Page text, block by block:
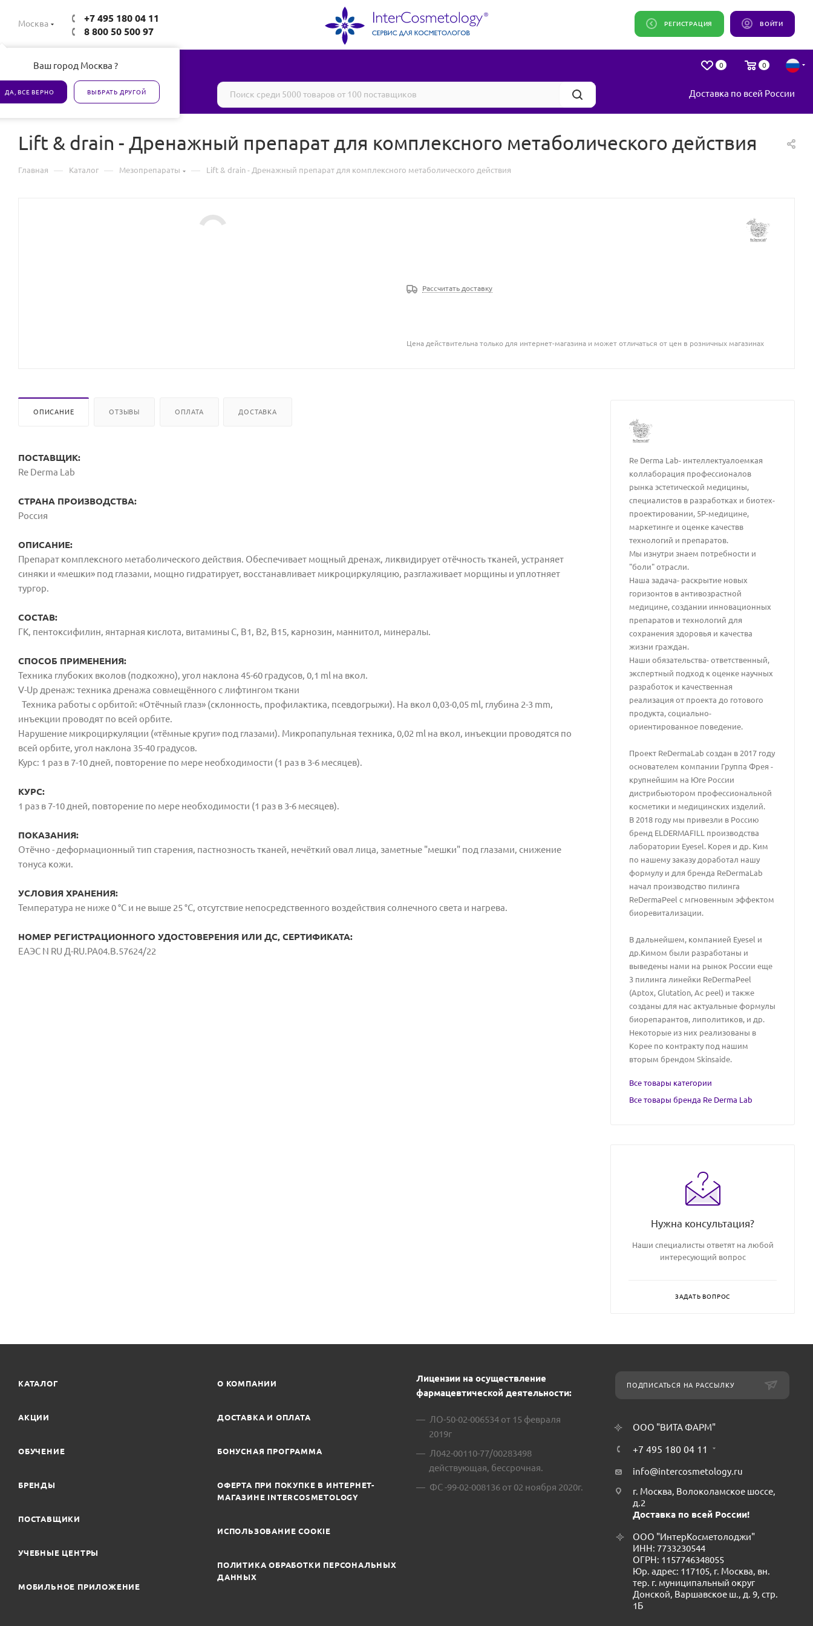
Москва
Ваш город Москва ?
ДА, ВСЕ ВЕРНО ВЫБРАТЬ ДРУГОЙ
+7 495 180 04 11
8 800 50 500 97
ВОЙТИ
РЕГИСТРАЦИЯ
0 0
Все товары сертифицированы Доставка по всей России
Lift & drain - Дренажный препарат для комплексного метаболического действия
Главная — Каталог — Мезопрепараты — Lift & drain - Дренажный препарат для комплексного метаболического действия
Рассчитать доставку
Цена действительна только для интернет-магазина и может отличаться от цен в розничных магазинах
ОПИСАНИЕ ОТЗЫВЫ ОПЛАТА ДОСТАВКА
ПОСТАВЩИК:
Re Derma Lab
СТРАНА ПРОИЗВОДСТВА:
Россия
ОПИСАНИЕ:
Препарат комплексного метаболического действия. Обеспечивает мощный дренаж, ликвидирует отёчность тканей, устраняет
синяки и «мешки» под глазами, мощно гидратирует, восстанавливает микроциркуляцию, разглаживает морщины и уплотняет
тургор.
СОСТАВ:
ГК, пентоксифилин, янтарная кислота, витамины С, В1, В2, В15, карнозин, маннитол, минералы.
СПОСОБ ПРИМЕНЕНИЯ:
Техника глубоких вколов (подкожно), угол наклона 45-60 градусов, 0,1 ml на вкол.
V-Up дренаж: техника дренажа совмещённого с лифтингом ткани
Техника работы с орбитой: «Отёчный глаз» (склонность, профилактика, псевдогрыжи). На вкол 0,03-0,05 ml, глубина 2-3 mm,
инъекции проводят по всей орбите.
Нарушение микроциркуляции («тёмные круги» под глазами). Микропапульная техника, 0,02 ml на вкол, инъекции проводятся по
всей орбите, угол наклона 35-40 градусов.
Курс: 1 раз в 7-10 дней, повторение по мере необходимости (1 раз в 3-6 месяцев).
КУРС:
1 раз в 7-10 дней, повторение по мере необходимости (1 раз в 3-6 месяцев).
ПОКАЗАНИЯ:
Отёчно - деформационный тип старения, пастнозность тканей, нечёткий овал лица, заметные "мешки" под глазами, снижение
тонуса кожи.
УСЛОВИЯ ХРАНЕНИЯ:
Температура не ниже 0 °С и не выше 25 °С, отсутствие непосредственного воздействия солнечного света и нагрева.
НОМЕР РЕГИСТРАЦИОННОГО УДОСТОВЕРЕНИЯ ИЛИ ДС, СЕРТИФИКАТА:
ЕАЭС N RU Д-RU.РА04.В.57624/22
Re Derma Lab- интеллектуалоемкая
коллаборация профессионалов
рынка эстетической медицины,
специалистов в разработках и биотех-
проектировании, 5Р-медицине,
маркетинге и оценке качествв
технологий и препаратов.
Мы изнутри знаем потребности и
"боли" отрасли.
Наша задача- раскрытие новых
горизонтов в антивозрастной
медицине, создании инновационных
препаратов и технологий для
сохранения здоровья и качества
жизни граждан.
Наши обязательства- ответственный,
экспертный подход к оценке научных
разработок и качественная
реализация от проекта до готового
продукта, социально-
ориентированное поведение.
Проект ReDermaLab создан в 2017 году
основателем компании Группа Фрея -
крупнейшим на Юге России
дистрибьютором профессиональной
косметики и медицинских изделий.
В 2018 году мы привезли в Россию
бренд ELDERMAFILL производства
лаборатории Eyesel. Корея и др. Ким
по нашему заказу доработал нашу
формулу и для бренда ReDermaLab
начал производство пилинга
ReDermaPeel c мгновенным эффектом
биоревитализации.
В дальнейшем, компанией Eyеsel и
др.Кимом были разработаны и
выведены нами на рынок России еще
3 пилинга линейки ReDermaPeel
(Aptox, Glutation, Ac peel) и также
созданы для нас актуальные формулы
биорепарантов, липолитиков, и др.
Некоторые из них реализованы в
Корее по контракту под нашим
вторым брендом Skinsaide.
Все товары категории
Все товары бренда Re Derma Lab
Нужна консультация?
Наши специалисты ответят на любой
интересующий вопрос
ЗАДАТЬ ВОПРОС
КАТАЛОГ
АКЦИИ
ОБУЧЕНИЕ
БРЕНДЫ
ПОСТАВЩИКИ
УЧЕБНЫЕ ЦЕНТРЫ
МОБИЛЬНОЕ ПРИЛОЖЕНИЕ
О КОМПАНИИ
ДОСТАВКА И ОПЛАТА
БОНУСНАЯ ПРОГРАММА
ОФЕРТА ПРИ ПОКУПКЕ В ИНТЕРНЕТ-
МАГАЗИНЕ INTERCOSMETOLOGY
ИСПОЛЬЗОВАНИЕ COOKIE
ПОЛИТИКА ОБРАБОТКИ ПЕРСОНАЛЬНЫХ
ДАННЫХ
Лицензии на осуществление
фармацевтической деятельности:
ЛО-50-02-006534 от 15 февраля
2019г
Л042-00110-77/00283498
действующая, бессрочная.
ФС -99-02-008136 от 02 ноября 2020г.
ПОДПИСАТЬСЯ НА РАССЫЛКУ
ООО "ВИТА ФАРМ"
+7 495 180 04 11
info@intercosmetology.ru
г. Москва, Волоколамское шоссе,
д.2
Доставка по всей России!
ООО "ИнтерКосметолоджи"
ИНН: 7733230544
ОГРН: 1157746348055
Юр. адрес: 117105, г. Москва, вн.
тер. г. муниципальный округ
Донской, Варшавское ш., д. 9, стр.
1Б